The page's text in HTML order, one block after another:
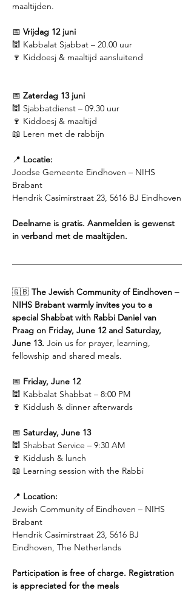
maaltijden.
📅 Vrijdag 12 juni
🕍 Kabbalat Sjabbat – 20.00 uur
🍷 Kiddoesj & maaltijd aansluitend
📅 Zaterdag 13 juni
🕍 Sjabbatdienst – 09.30 uur
🍷 Kiddoesj & maaltijd
📖 Leren met de rabbijn
📍 Locatie:
Joodse Gemeente Eindhoven – NIHS
Brabant
Hendrik Casimirstraat 23, 5616 BJ Eindhoven
Deelname is gratis. Aanmelden is gewenst
in verband met de maaltijden.
🇬🇧 The Jewish Community of Eindhoven –
NIHS Brabant warmly invites you to a
special Shabbat with Rabbi Daniel van
Praag on Friday, June 12 and Saturday,
June 13. Join us for prayer, learning,
fellowship and shared meals.
📅 Friday, June 12
🕍 Kabbalat Shabbat – 8:00 PM
🍷 Kiddush & dinner afterwards
📅 Saturday, June 13
🕍 Shabbat Service – 9:30 AM
🍷 Kiddush & lunch
📖 Learning session with the Rabbi
📍 Location:
Jewish Community of Eindhoven – NIHS
Brabant
Hendrik Casimirstraat 23, 5616 BJ
Eindhoven, The Netherlands
Participation is free of charge. Registration
is appreciated for the meals